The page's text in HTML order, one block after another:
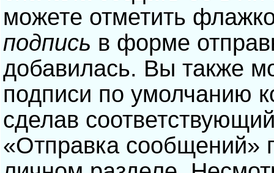
можете отметить
подпись в форме
добавилась. Вы также
подписи по умолчанию
сделав
«Отправка сообщений»